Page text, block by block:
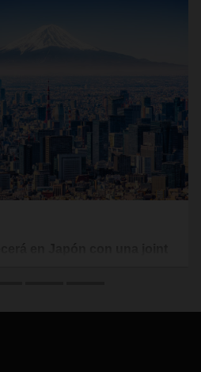
logístico ha firmado un acuerdo